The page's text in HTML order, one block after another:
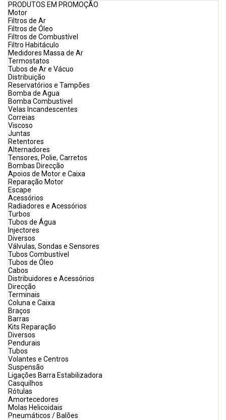
PRODUTOS EM PROMOÇÃO
Motor
Filtros de Ar
Filtros de Óleo
Filtros de Combustível
Filtro Habitáculo
Medidores Massa de Ar
Termostatos
Tubos de Ar e Vácuo
Distribuição
Reservatórios e Tampões
Bomba de Agua
Bomba Combustivel
Velas Incandescentes
Correias
Viscoso
Juntas
Retentores
Alternadores
Tensores, Polie, Carretos
Bombas Direcção
Apoios de Motor e Caixa
Reparação Motor
Escape
Acessórios
Radiadores e Acessórios
Turbos
Tubos de Água
Injectores
Diversos
Válvulas, Sondas e Sensores
Tubos Combustível
Tubos de Óleo
Cabos
Distribuidores e Acessórios
Direcção
Terminais
Coluna e Caixa
Braços
Barras
Kits Reparação
Diversos
Pendurais
Tubos
Volantes e Centros
Suspensão
Ligações Barra Estabilizadora
Casquilhos
Rótulas
Amortecedores
Molas Helicoidais
Pneumáticos / Balões